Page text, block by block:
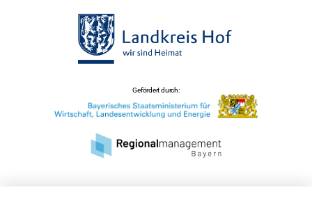
Gefördert durch: